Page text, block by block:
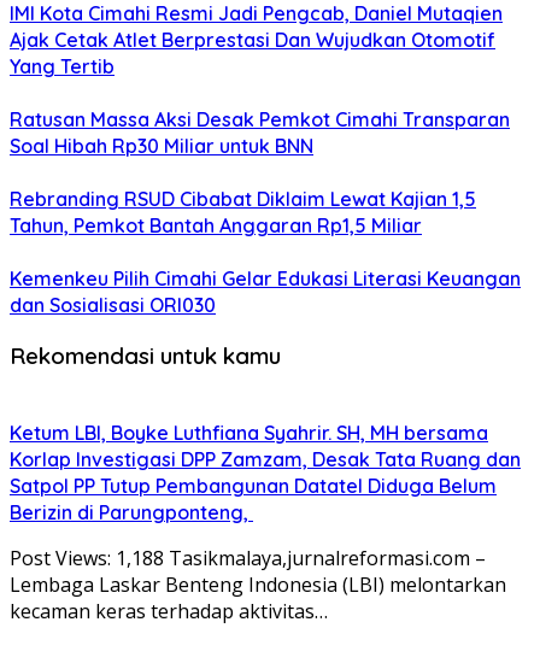
IMI Kota Cimahi Resmi Jadi Pengcab, Daniel Mutaqien
Ajak Cetak Atlet Berprestasi Dan Wujudkan Otomotif
Yang Tertib
Ratusan Massa Aksi Desak Pemkot Cimahi Transparan
Soal Hibah Rp30 Miliar untuk BNN
Rebranding RSUD Cibabat Diklaim Lewat Kajian 1,5
Tahun, Pemkot Bantah Anggaran Rp1,5 Miliar
Kemenkeu Pilih Cimahi Gelar Edukasi Literasi Keuangan
dan Sosialisasi ORI030
Rekomendasi untuk kamu
Ketum LBI, Boyke Luthfiana Syahrir. SH, MH bersama
Korlap Investigasi DPP Zamzam, Desak Tata Ruang dan
Satpol PP Tutup Pembangunan Datatel Diduga Belum
Berizin di Parungponteng,
Post Views: 1,188 Tasikmalaya,jurnalreformasi.com –
Lembaga Laskar Benteng Indonesia (LBI) melontarkan
kecaman keras terhadap aktivitas…